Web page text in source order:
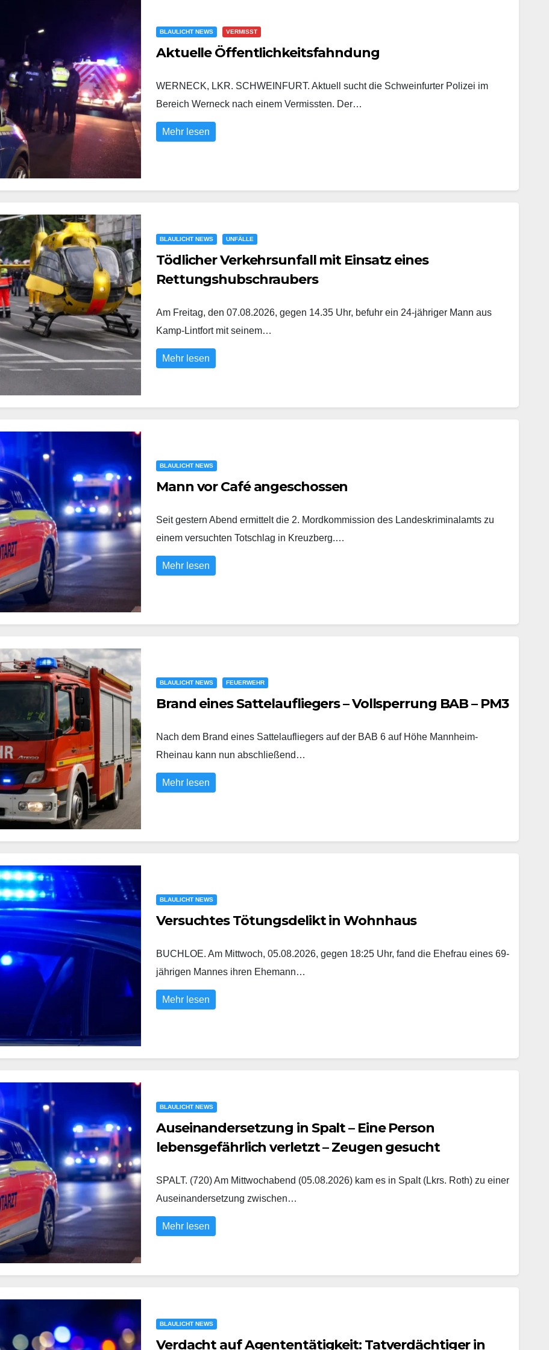
BLAULICHT NEWS VERMISST
Aktuelle Öffentlichkeitsfahndung
WERNECK, LKR. SCHWEINFURT. Aktuell sucht die Schweinfurter Polizei im
Bereich Werneck nach einem Vermissten. Der…
Mehr lesen
BLAULICHT NEWS UNFÄLLE
Tödlicher Verkehrsunfall mit Einsatz eines
Rettungshubschraubers
Am Freitag, den 07.08.2026, gegen 14.35 Uhr, befuhr ein 24-jähriger Mann aus
Kamp-Lintfort mit seinem…
Mehr lesen
BLAULICHT NEWS
Mann vor Café angeschossen
Seit gestern Abend ermittelt die 2. Mordkommission des Landeskriminalamts zu
einem versuchten Totschlag in Kreuzberg.…
Mehr lesen
BLAULICHT NEWS FEUERWEHR
Brand eines Sattelaufliegers – Vollsperrung BAB – PM3
Nach dem Brand eines Sattelaufliegers auf der BAB 6 auf Höhe Mannheim-
Rheinau kann nun abschließend…
Mehr lesen
BLAULICHT NEWS
Versuchtes Tötungsdelikt in Wohnhaus
BUCHLOE. Am Mittwoch, 05.08.2026, gegen 18:25 Uhr, fand die Ehefrau eines 69-
jährigen Mannes ihren Ehemann…
Mehr lesen
BLAULICHT NEWS
Auseinandersetzung in Spalt – Eine Person
lebensgefährlich verletzt – Zeugen gesucht
SPALT. (720) Am Mittwochabend (05.08.2026) kam es in Spalt (Lkrs. Roth) zu einer
Auseinandersetzung zwischen…
Mehr lesen
BLAULICHT NEWS
Verdacht auf Agententätigkeit: Tatverdächtiger in